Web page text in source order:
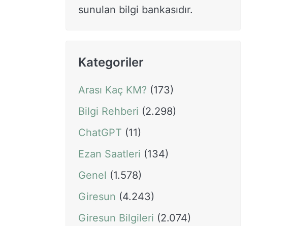
sunulan bilgi bankasıdır.
Kategoriler
Arası Kaç KM? (173)
Bilgi Rehberi (2.298)
ChatGPT (11)
Ezan Saatleri (134)
Genel (1.578)
Giresun (4.243)
Giresun Bilgileri (2.074)